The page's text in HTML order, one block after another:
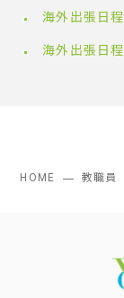
海外出張日
海外出張日
HOME 教職員